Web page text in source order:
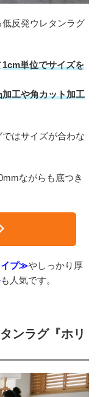
低反発ウレタンラグ
1cm単位でサイズを
加工や角カット加工
はサイズが合わな
ながらも底つき
イプ≫やしっかり厚
も人気です。
ンラグ『ホリ